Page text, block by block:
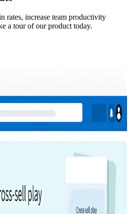
rates, increase team productivity
a tour of our product today.